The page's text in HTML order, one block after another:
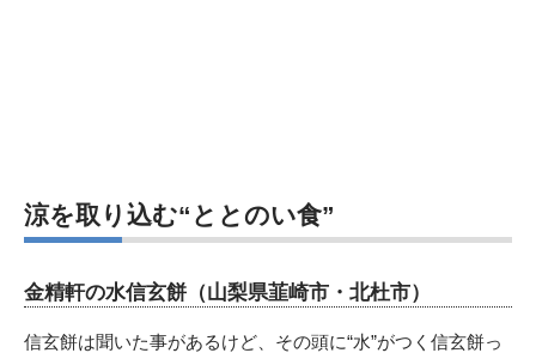
涼を取り込む“ととのい食”
金精軒の水信玄餅（山梨県韮崎市・北杜市）
信玄餅は聞いた事があるけど、その頭に“水”がつく信玄餅っ